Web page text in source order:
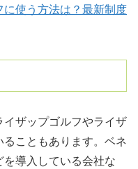
に使う方法は？最新制度
ザップゴルフやライザ
こともあります。ベネ
導入している会社な